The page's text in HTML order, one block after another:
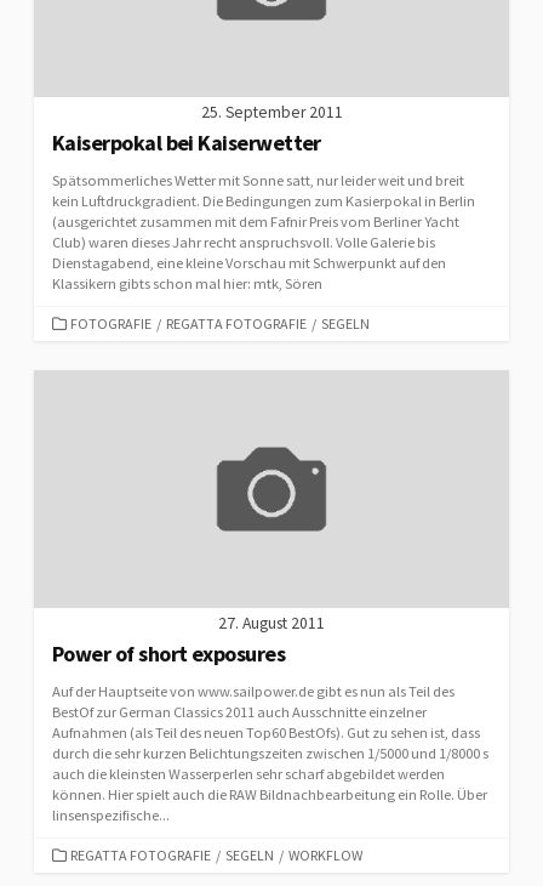
25. September 2011
Kaiserpokal bei Kaiserwetter
Spätsommerliches Wetter mit Sonne satt, nur leider weit und breit
kein Luftdruckgradient. Die Bedingungen zum Kasierpokal in Berlin
(ausgerichtet zusammen mit dem Fafnir Preis vom Berliner Yacht
Club) waren dieses Jahr recht anspruchsvoll. Volle Galerie bis
Dienstagabend, eine kleine Vorschau mit Schwerpunkt auf den
Klassikern gibts schon mal hier: mtk, Sören
CATEGORIES
FOTOGRAFIE / REGATTA FOTOGRAFIE / SEGELN
27. August 2011
Power of short exposures
Auf der Hauptseite von www.sailpower.de gibt es nun als Teil des
BestOf zur German Classics 2011 auch Ausschnitte einzelner
Aufnahmen (als Teil des neuen Top60 BestOfs). Gut zu sehen ist, dass
durch die sehr kurzen Belichtungszeiten zwischen 1/5000 und 1/8000 s
auch die kleinsten Wasserperlen sehr scharf abgebildet werden
können. Hier spielt auch die RAW Bildnachbearbeitung ein Rolle. Über
linsenspezifische...
CATEGORIES
REGATTA FOTOGRAFIE / SEGELN / WORKFLOW